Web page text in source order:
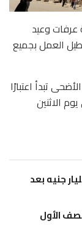
عرفات وعيد
1446هـ، تقرر تعطيل العمل بجميع
تبدأ اعتبارًا
5 يونيو 2025، وحتى يوم الاثنين
تستهدف محفظة تمويلية بـ2.5 مليار جنيه بعد